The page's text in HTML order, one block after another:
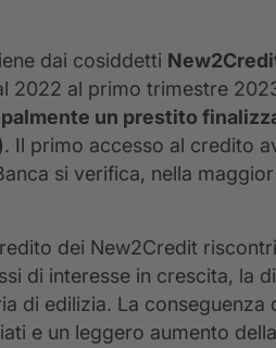
dai cosiddetti
2022 al primo trimestre
un prestito
. Il primo accesso al credito
si verifica, nella
dei New2Credit
di interesse in crescita, la
di edilizia. La
e un leggero aumento